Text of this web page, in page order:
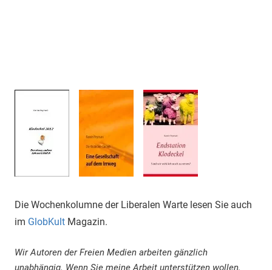
Die Wochenkolumne der Liberalen Warte lesen Sie auch
im GlobKult Magazin.
Wir Autoren der Freien Medien arbeiten gänzlich
unabhängig. Wenn Sie meine Arbeit unterstützen wollen,